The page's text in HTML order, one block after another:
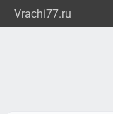
Vrachi77.ru